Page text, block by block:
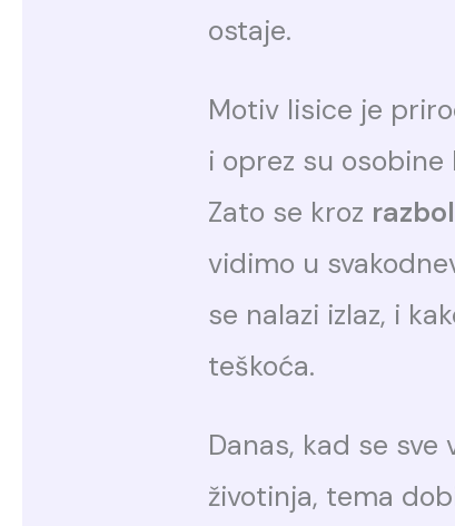
ostaje.
Motiv lisice je
i oprez su
Zato se kroz
vidimo u
se nalazi izlaz, i
teškoća.
Danas, kad se sve
životinja, tema